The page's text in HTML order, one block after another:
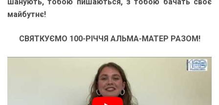
майбутнє!
СВЯТКУЄМО 100-РІЧЧЯ АЛЬМА-МАТЕР РАЗОМ!